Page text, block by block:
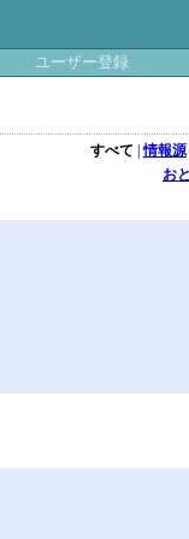
ユーザー登録
すべて |情報源|
お